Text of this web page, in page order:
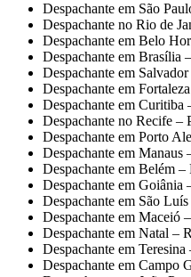
Despachante em São
Despachante no Rio de
Despachante em Belo
Despachante em Brasília
Despachante em
Despachante em
Despachante em Curitiba
Despachante no Recife –
Despachante em Porto
Despachante em Manaus
Despachante em Belém –
Despachante em Goiânia
Despachante em São
Despachante em Maceió
Despachante em Natal –
Despachante em Teresina
Despachante em Campo